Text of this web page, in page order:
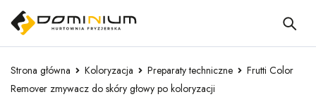
Strona główna Koloryzacja Preparaty techniczne
Frutti Color
Remover zmywacz do skóry głowy po koloryzacji